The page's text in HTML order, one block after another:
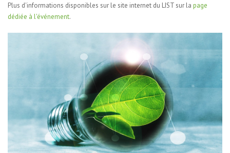
Plus d'informations disponibles sur le site internet du LIST sur la page
dédiée à l'événement.